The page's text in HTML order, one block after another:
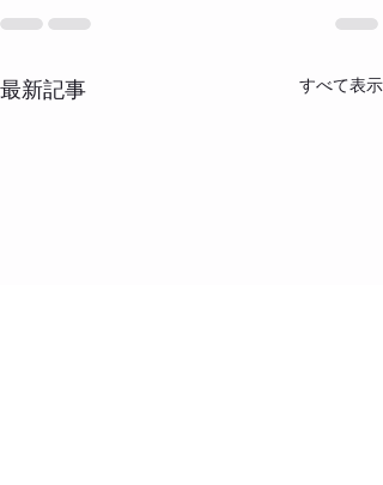
最新記事 すべて表示